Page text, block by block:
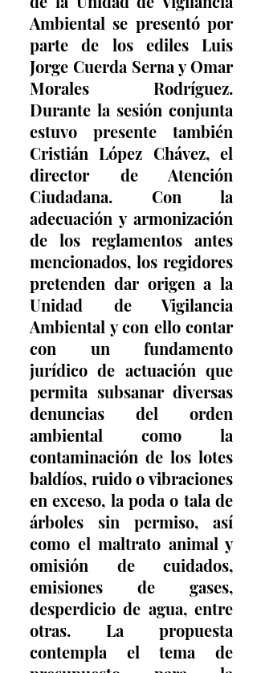
Ambiental se presentó por
parte de los ediles Luis
Jorge Cuerda Serna y Omar
Morales Rodríguez.
Durante la sesión conjunta
estuvo presente también
Cristián López Chávez, el
director de Atención
Ciudadana. Con la
adecuación y armonización
de los reglamentos antes
mencionados, los regidores
pretenden dar origen a la
Unidad de Vigilancia
Ambiental y con ello contar
con un fundamento
jurídico de actuación que
permita subsanar diversas
denuncias del orden
ambiental como la
contaminación de los lotes
baldíos, ruido o vibraciones
en exceso, la poda o tala de
árboles sin permiso, así
como el maltrato animal y
omisión de cuidados,
emisiones de gases,
desperdicio de agua, entre
otras. La propuesta
contempla el tema de